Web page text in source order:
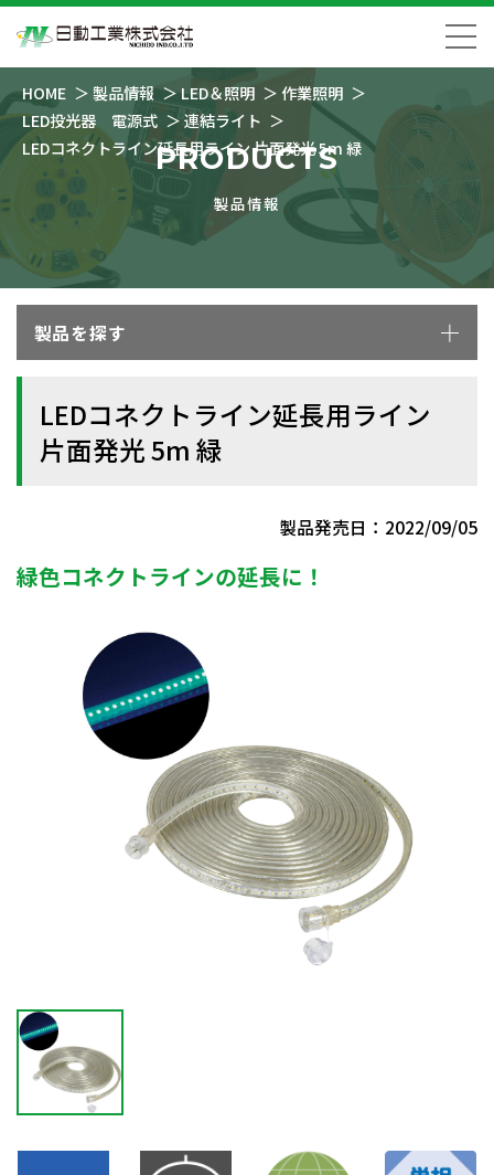
HOME 製品情報 LED＆照明
作業照明
LED投光器 電源式
連結ライト
LEDコネクトライン延長用ライン 片面発光 5m 緑
PRODUCTS
製品情報
製品を探す
LEDコネクトライン延長用ライン
片面発光 5m 緑
製品発売日：2022/09/05
緑色コネクトラインの延長に！